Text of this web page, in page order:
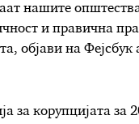
нашите
и правична
објави на
за корупцијата за